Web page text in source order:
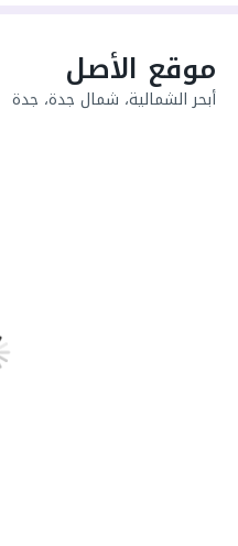
موقع الأصل
أبحر الشمالية، شمال جدة، جدة